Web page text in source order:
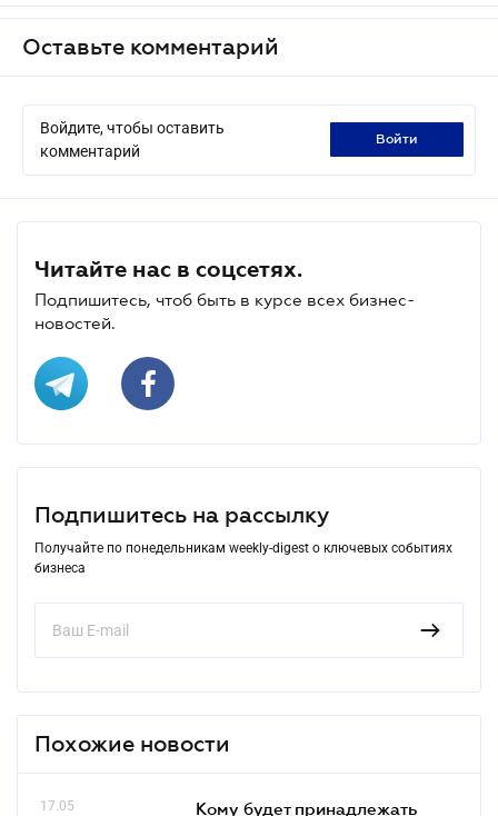
Оставьте комментарий
Войдите, чтобы оставить
комментарий
войти
Читайте нас в соцсетях.
Подпишитесь, чтоб быть в курсе всех бизнес-
новостей.
Подпишитесь на рассылку
Получайте по понедельникам weekly-digest о ключевых событиях
бизнеса
Похожие новости
17.05
Кому будет принадлежать